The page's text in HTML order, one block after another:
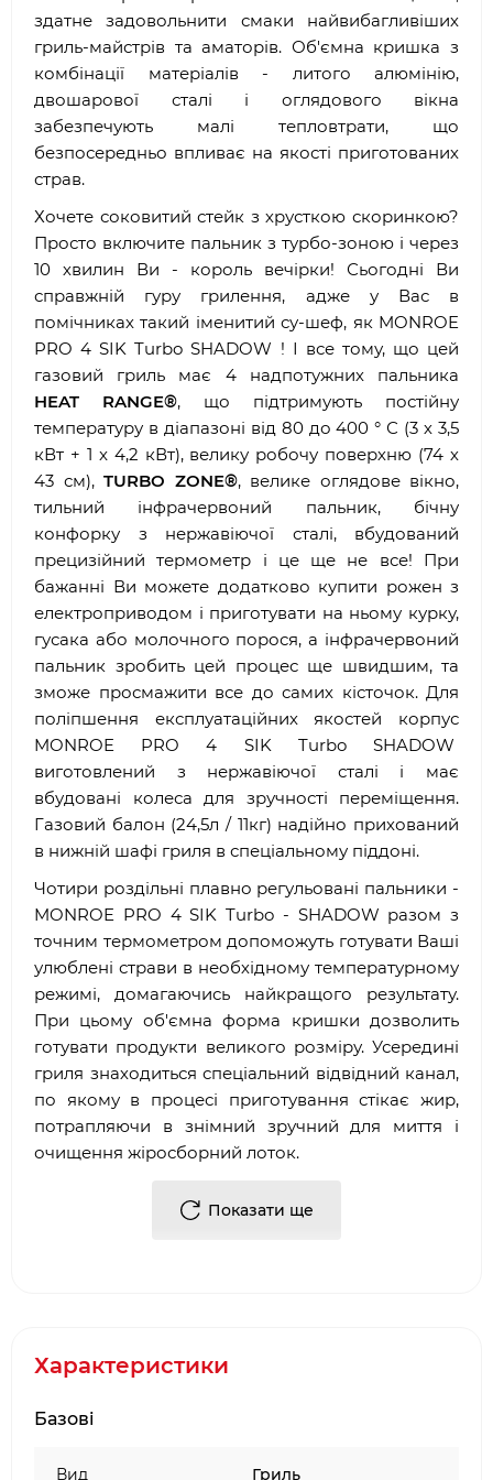
здатне задовольнити смаки найвибагливіших
гриль-майстрів та аматорів. Об'ємна кришка з
комбінації матеріалів - литого алюмінію,
двошарової сталі і оглядового вікна
забезпечують малі тепловтрати, що
безпосередньо впливає на якості приготованих
страв.
Хочете соковитий стейк з хрусткою скоринкою?
Просто включите пальник з турбо-зоною і через
10 хвилин Ви - король вечірки! Сьогодні Ви
справжній гуру грилення, адже у Вас в
помічниках такий іменитий су-шеф, як MONROE
PRO 4 SIK Turbo SHADOW ! І все тому, що цей
газовий гриль має 4 надпотужних пальника
HEAT RANGE®, що підтримують постійну
температуру в діапазоні від 80 до 400 ° С (3 х 3,5
кВт + 1 x 4,2 кВт), велику робочу поверхню (74 х
43 см), TURBO ZONE®, велике оглядове вікно,
тильний інфрачервоний пальник, бічну
конфорку з нержавіючої сталі, вбудований
прецизійний термометр і це ще не все! При
бажанні Ви можете додатково купити рожен з
електроприводом і приготувати на ньому курку,
гусака або молочного порося, а інфрачервоний
пальник зробить цей процес ще швидшим, та
зможе просмажити все до самих кісточок. Для
поліпшення експлуатаційних якостей корпус
MONROE PRO 4 SIK Turbo SHADOW
виготовлений з нержавіючої сталі і має
вбудовані колеса для зручності переміщення.
Газовий балон (24,5л / 11кг) надійно прихований
в нижній шафі гриля в спеціальному піддоні.
Чотири роздільні плавно регульовані пальники -
MONROE PRO 4 SIK Turbo - SHADOW разом з
точним термометром допоможуть готувати Ваші
улюблені страви в необхідному температурному
режимі, домагаючись найкращого результату.
При цьому об'ємна форма кришки дозволить
готувати продукти великого розміру. Усередині
гриля знаходиться спеціальний відвідний канал,
по якому в процесі приготування стікає жир,
потрапляючи в знімний зручний для миття і
очищення жіросборний лоток.
ергономічні регулятори подачі газу,
SHADOW, в поєднанні зі зручною робочої
справжнім задоволенням!
Не забудьте обзавестися фірмовими
Показати ще
Характеристики
Базові
Вид Гриль